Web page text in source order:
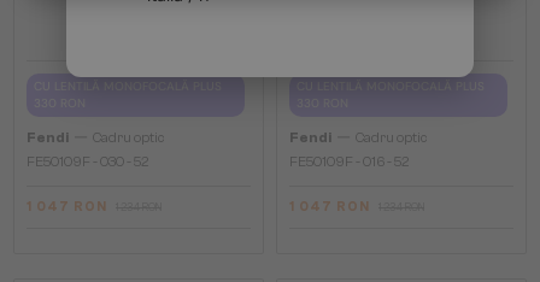
Fendi
Cadru optic
FE50109F - 030 - 52
1 047 RON
Fendi
Cadru optic
FE50109F - 016 - 52
1 047 RON